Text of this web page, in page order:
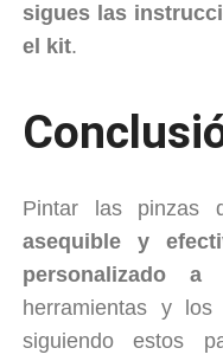
sigues las
el kit.
Pintar las pinzas
asequible y
personalizado
herramientas y
siguiendo estos